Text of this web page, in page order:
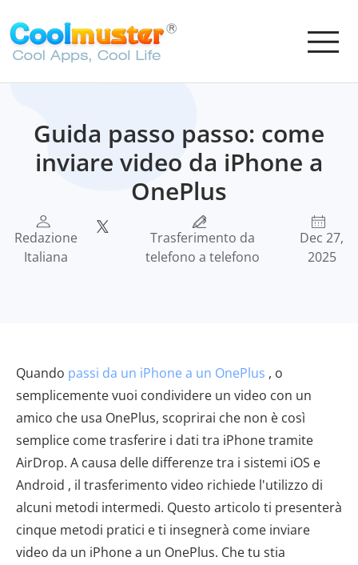
Guida passo passo: come
inviare video da iPhone a
OnePlus
Redazione
Italiana
Trasferimento da
telefono a telefono
Dec 27,
2025
Quando passi da un iPhone a un OnePlus , o
semplicemente vuoi condividere un video con un
amico che usa OnePlus, scoprirai che non è così
semplice come trasferire i dati tra iPhone tramite
AirDrop. A causa delle differenze tra i sistemi iOS e
Android , il trasferimento video richiede l'utilizzo di
alcuni metodi intermedi. Questo articolo ti presenterà
cinque metodi pratici e ti insegnerà come inviare
video da un iPhone a un OnePlus. Che tu stia